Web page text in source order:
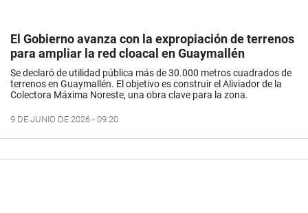
El Gobierno avanza con la expropiación de terrenos
para ampliar la red cloacal en Guaymallén
Se declaró de utilidad pública más de 30.000 metros cuadrados de
terrenos en Guaymallén. El objetivo es construir el Aliviador de la
Colectora Máxima Noreste, una obra clave para la zona.
9 DE JUNIO DE 2026 - 09:20